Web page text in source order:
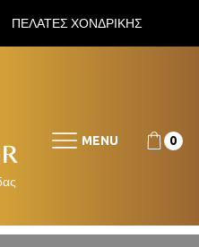
ΠΕΛΑΤΕΣ ΧΟΝΔΡΙΚΗΣ
MENU 0